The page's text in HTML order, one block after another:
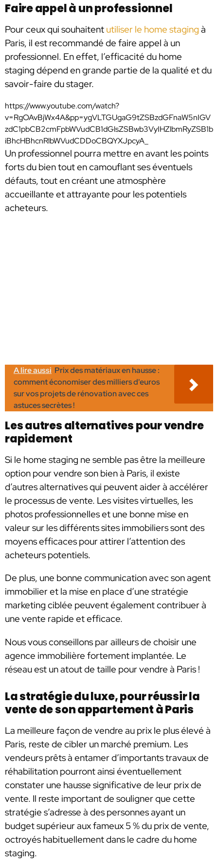
Faire appel à un professionnel
Pour ceux qui souhaitent utiliser le home staging à
Paris, il est recommandé de faire appel à un
professionnel. En effet, l’efficacité du home
staging dépend en grande partie de la qualité et du
savoir-faire du stager.
https://www.youtube.com/watch?
v=RgOAvBjWx4A&pp=ygVLTGUgaG9tZSBzdGFnaW5nIGV
zdC1pbCB2cmFpbWVudCB1dGlsZSBwb3VyIHZlbmRyZSB1b
iBhcHBhcnRlbWVudCDDoCBQYXJpcyA_
Un professionnel pourra mettre en avant les points
forts du bien tout en camouflant ses éventuels
défauts, tout en créant une atmosphère
accueillante et attrayante pour les potentiels
acheteurs.
A lire aussi Prix des matériaux en hausse :
comment économiser des milliers d'euros
sur vos projets de rénovation avec ces
astuces secrètes !
Les autres alternatives pour vendre
rapidement
Si le home staging ne semble pas être la meilleure
option pour vendre son bien à Paris, il existe
d’autres alternatives qui peuvent aider à accélérer
le processus de vente. Les visites virtuelles, les
photos professionnelles et une bonne mise en
valeur sur les différents sites immobiliers sont des
moyens efficaces pour attirer l’attention des
acheteurs potentiels.
De plus, une bonne communication avec son agent
immobilier et la mise en place d’une stratégie
marketing ciblée peuvent également contribuer à
une vente rapide et efficace.
Nous vous conseillons par ailleurs de choisir une
agence immobilière fortement implantée. Le
réseau est un atout de taille pour vendre à Paris !
La stratégie du luxe, pour réussir la
vente de son appartement à Paris
La meilleure façon de vendre au prix le plus élevé à
Paris, reste de cibler un marché premium. Les
vendeurs prêts à entamer d’importants travaux de
réhabilitation pourront ainsi éventuellement
constater une hausse significative de leur prix de
vente. Il reste important de souligner que cette
stratégie s’adresse à des personnes ayant un
budget supérieur aux fameux 5 % du prix de vente,
octroyés habituellement dans le cadre du home
staging.